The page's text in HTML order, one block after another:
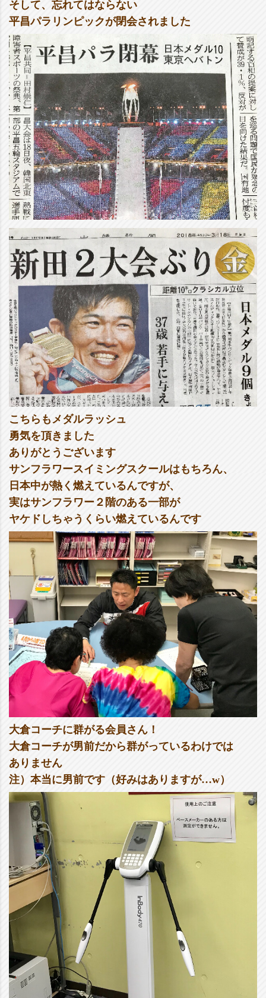
そして、忘れてはならない
平昌パラリンピックが閉会されました
こちらもメダルラッシュ
勇気を頂きました
ありがとうございます
サンフラワースイミングスクールはもちろん、
日本中が熱く燃えているんですが、
実はサンフラワー２階のある一部が
ヤケドしちゃうくらい燃えているんです
大倉コーチに群がる会員さん！
大倉コーチが男前だから群がっているわけでは
ありません
注）本当に男前です（好みはありますが…w）